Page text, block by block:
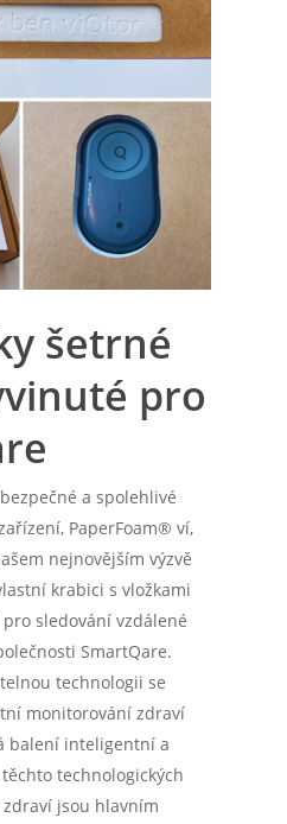
šetrné
pro
a spolehlivé
PaperFoam® ví,
nejnovějším výzvě
krabici s vložkami
sledování vzdálené
SmartQare.
technologii se
monitorování zdraví
balení inteligentní a
technologických
jsou hlavním